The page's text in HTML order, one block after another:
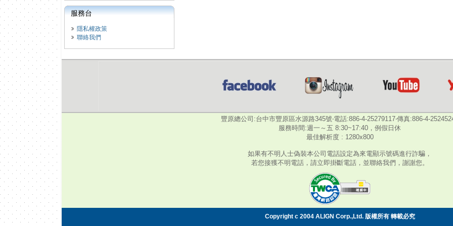
服務台
隱私權政策
聯絡我們
豐原總公司:台中市豐原區水源路345號‧電話:886-4-25279117‧傳真:886-4-
服務時間:週一～五 8:30~17:40，例假日休
最佳解析度 : 1280x800
如果有不明人士偽裝本公司電話設定為來電顯示號碼進行詐騙，
若您接獲不明電話，請立即掛斷電話，並聯絡我們，謝謝您。
Copyright c 2004 ALIGN Corp.,Ltd. 版權所有 轉載必究